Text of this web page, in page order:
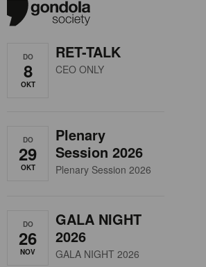
DO
8
OKT
RET-TALK
CEO ONLY
DO
29
OKT
Plenary
Session 2026
Plenary Session 2026
DO
26
NOV
GALA NIGHT
2026
GALA NIGHT 2026